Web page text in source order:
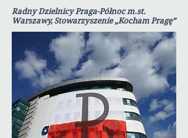
Radny Dzielnicy Praga-Północ m.st.
Warszawy, Stowarzyszenie „Kocham Pragę”